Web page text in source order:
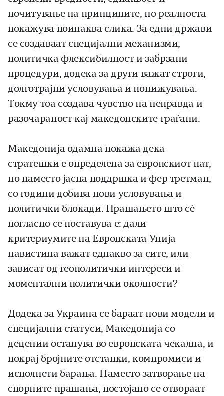
почитување на принципите, но реалноста
покажува поинаква слика. За едни држави
се создаваат специјални механизми,
политичка флексибилност и забрзани
процедури, додека за други важат строги,
долготрајни условувања и понижувања.
Токму тоа создава чувство на неправда и
разочараност кај македонските граѓани.
Македонија одамна покажа дека
стратешки е определена за европскиот пат,
но наместо јасна поддршка и фер третман,
со години добива нови условувања и
политички блокади. Прашањето што сè
погласно се поставува е: дали
критериумите на Европската Унија
навистина важат еднакво за сите, или
зависат од геополитички интереси и
моментални политички околности?
Додека за Украина се бараат нови модели и
специјални статуси, Македонија со
децении останува во европската чекална, и
покрај бројните отстапки, компромиси и
исполнети барања. Наместо затворање на
спорните прашања, постојано се отвораат